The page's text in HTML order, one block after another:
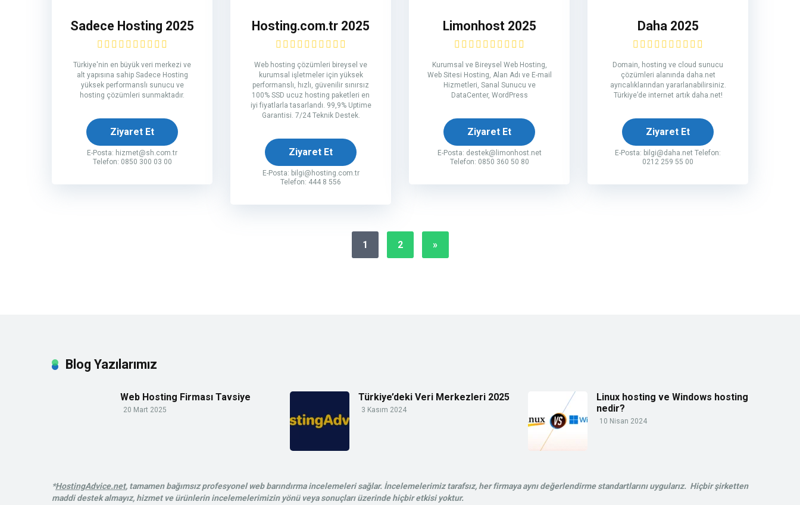
Sadece Hosting 2025
Türkiye'nin en büyük veri merkezi ve
alt yapısına sahip Sadece Hosting
yüksek performanslı sunucu ve
hosting çözümleri sunmaktadır.
Ziyaret Et
E-Posta: hizmet@sh.com.tr
Telefon: 0850 300 03 00
Hosting.com.tr 2025
Web hosting çözümleri bireysel ve
kurumsal işletmeler için yüksek
performanslı, hızlı, güvenilir sınırsız
100% SSD ucuz hosting paketleri en
iyi fiyatlarla tasarlandı. 99,9% Uptime
Garantisi. 7/24 Teknik Destek.
Ziyaret Et
E-Posta: bilgi@hosting.com.tr
Telefon: 444 8 556
Limonhost 2025
Kurumsal ve Bireysel Web Hosting,
Web Sitesi Hosting, Alan Adı ve E-mail
Hizmetleri, Sanal Sunucu ve
DataCenter, WordPress
Ziyaret Et
E-Posta: destek@limonhost.net
Telefon: 0850 360 50 80
Daha 2025
Domain, hosting ve cloud sunucu
çözümleri alanında daha.net
ayrıcalıklarından yararlanabilirsiniz.
Türkiye’de internet artık daha.net!
Ziyaret Et
E-Posta: bilgi@daha.net Telefon:
0212 259 55 00
1 2 »
Blog Yazılarımız
Web Hosting Firması Tavsiye
20 Mart 2025
Türkiye’deki Veri Merkezleri 2025
3 Kasım 2024
Linux hosting ve Windows hosting
nedir?
10 Nisan 2024
*HostingAdvice.net, tamamen bağımsız profesyonel web barındırma incelemeleri sağlar. İncelemelerimiz tarafsız, her firmaya aynı değerlendirme standartlarını uygularız. Hiçbir şirketten
maddi destek almayız, hizmet ve ürünlerin incelemelerimizin yönü veya sonuçları üzerinde hiçbir etkisi yoktur.